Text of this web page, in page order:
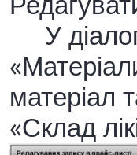
У
матеріал
«Склад